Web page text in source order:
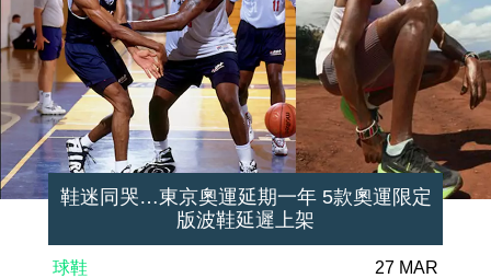
鞋迷同哭…東京奧運延期一年 5款奧運限定
版波鞋延遲上架
球鞋 27 MAR